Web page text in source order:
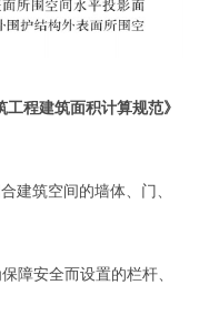
程建筑面积计算规范》
筑空间的墙体、门、
安全而设置的栏杆、